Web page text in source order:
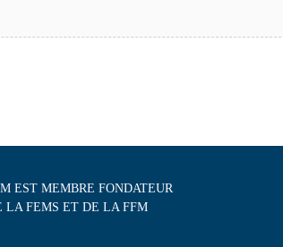
EST MEMBRE FONDATEUR
LA FEMS ET DE LA FFM